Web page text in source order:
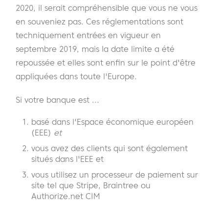
2020, il serait compréhensible que vous ne vous
en souveniez pas. Ces réglementations sont
techniquement entrées en vigueur en
septembre 2019, mais la date limite a été
repoussée et elles sont enfin sur le point d'être
appliquées dans toute l'Europe.
Si votre banque est ...
basé dans l'Espace économique européen
(EEE) et
vous avez des clients qui sont également
situés dans l'EEE et
vous utilisez un processeur de paiement sur
site tel que Stripe, Braintree ou
Authorize.net CIM